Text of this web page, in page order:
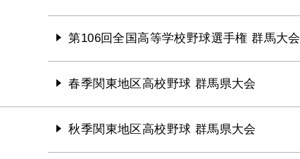
第106回全国高等学校野球選手権 群馬大会
春季関東地区高校野球 群馬県大会
秋季関東地区高校野球 群馬県大会